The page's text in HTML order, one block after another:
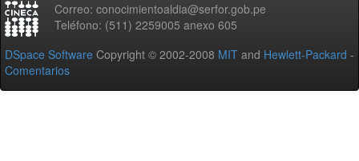
Correo: conocimientoaldia@serfor.gob.pe
Teléfono: (511) 2259005 anexo 605
DSpace Software Copyright © 2002-2008 MIT and Hewlett-Packard -
Comentarios